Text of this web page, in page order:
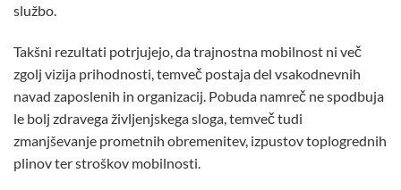
službo.
Takšni rezultati potrjujejo, da trajnostna mobilnost ni več
zgolj vizija prihodnosti, temveč postaja del vsakodnevnih
navad zaposlenih in organizacij. Pobuda namreč ne spodbuja
le bolj zdravega življenjskega sloga, temveč tudi
zmanjševanje prometnih obremenitev, izpustov toplogrednih
plinov ter stroškov mobilnosti.